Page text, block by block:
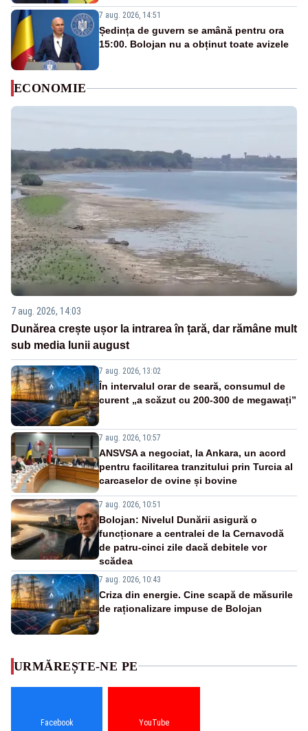
7 aug. 2026, 14:51
Ședința de guvern se amână pentru ora
15:00. Bolojan nu a obținut toate avizele
ECONOMIE
7 aug. 2026, 14:03
Dunărea crește ușor la intrarea în țară, dar rămâne mult
sub media lunii august
7 aug. 2026, 13:02
În intervalul orar de seară, consumul de
curent „a scăzut cu 200-300 de megawați”
7 aug. 2026, 10:57
ANSVSA a negociat, la Ankara, un acord
pentru facilitarea tranzitului prin Turcia al
carcaselor de ovine și bovine
7 aug. 2026, 10:51
Bolojan: Nivelul Dunării asigură o
funcționare a centralei de la Cernavodă
de patru-cinci zile dacă debitele vor
scădea
7 aug. 2026, 10:43
Criza din energie. Cine scapă de măsurile
de raționalizare impuse de Bolojan
URMĂREȘTE-NE PE
Facebook YouTube